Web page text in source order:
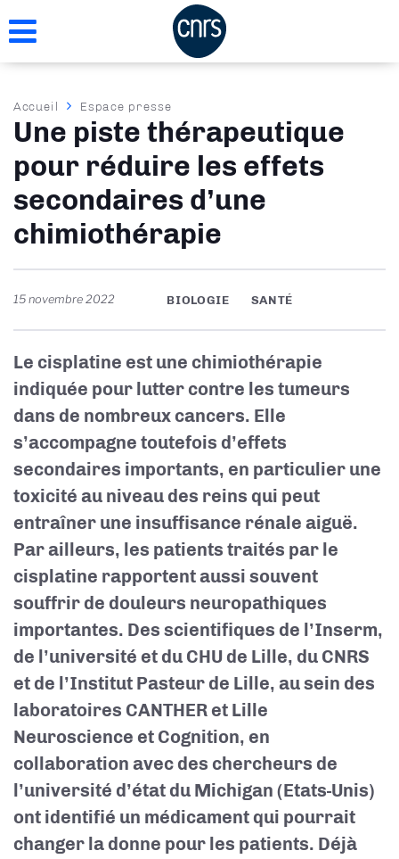
au
Fil
d'Ariane
Accueil Espace presse
Une piste thérapeutique
pour réduire les effets
secondaires d’une
chimiothérapie
15 novembre 2022 BIOLOGIE SANTÉ
Le cisplatine est une chimiothérapie
indiquée pour lutter contre les tumeurs
dans de nombreux cancers. Elle
s’accompagne toutefois d’effets
secondaires importants, en particulier une
toxicité au niveau des reins qui peut
entraîner une insuffisance rénale aiguë.
Par ailleurs, les patients traités par le
cisplatine rapportent aussi souvent
souffrir de douleurs neuropathiques
importantes. Des scientifiques de l’Inserm,
de l’université et du CHU de Lille, du CNRS
et de l’Institut Pasteur de Lille, ausein des
laboratoires CANTHER et Lille
Neuroscience et Cognition, en
collaboration avec des chercheurs de
l’université d’état du Michigan (Etats-Unis)
ont identifié un médicament qui pourrait
changer la donne pour les patients. Déjà